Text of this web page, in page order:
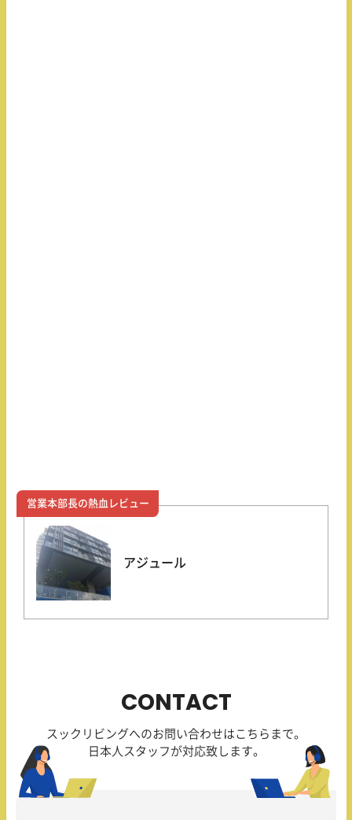
営業本部長の熱血レビュー
アジュール
CONTACT
スックリビングへのお問い合わせはこちらまで。
日本人スタッフが対応致します。